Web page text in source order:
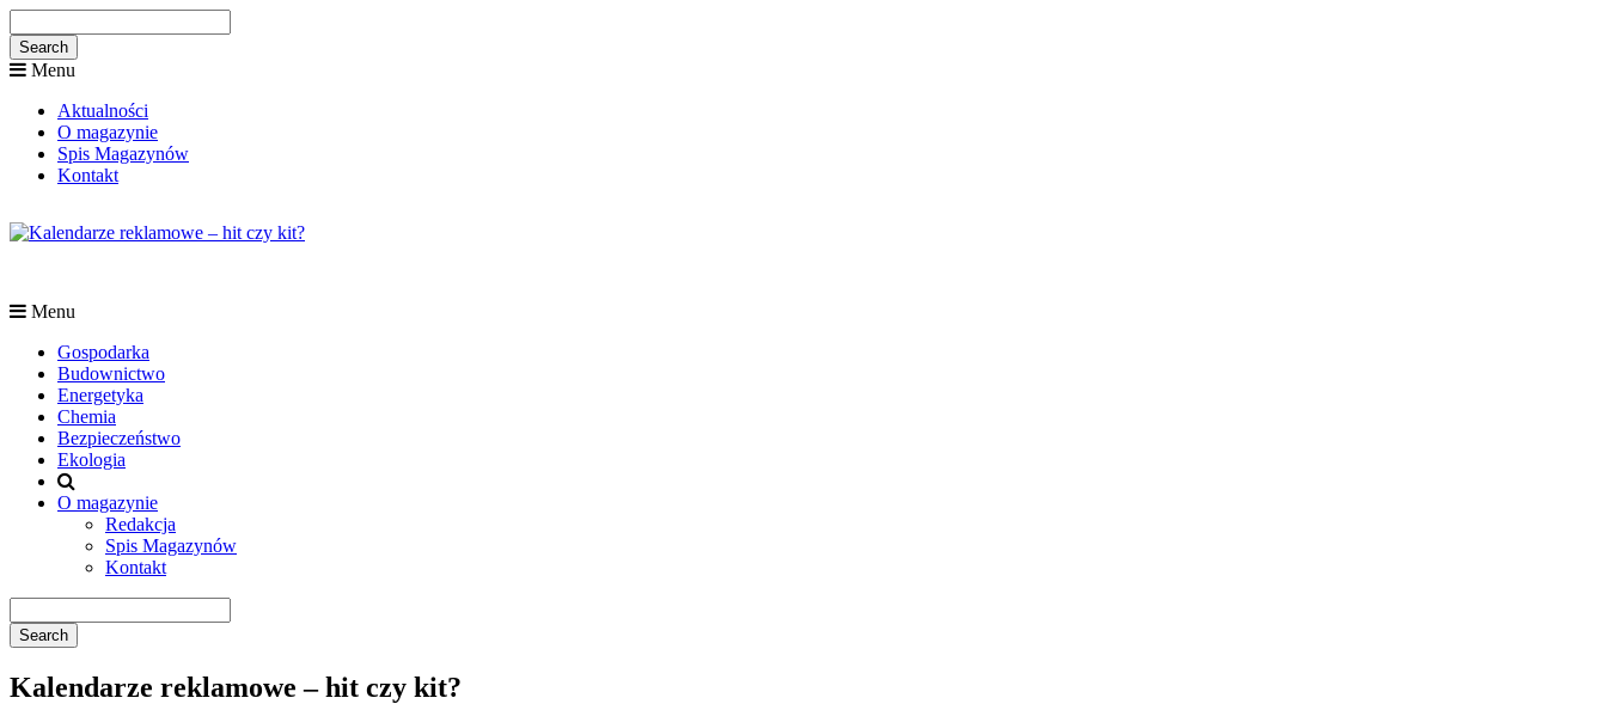
Menu
Aktualności
O magazynie
Spis Magazynów
Kontakt
Menu
Gospodarka
Budownictwo
Energetyka
Chemia
Bezpieczeństwo
Ekologia
O magazynie
Redakcja
Spis Magazynów
Kontakt
Kalendarze reklamowe – hit czy kit?